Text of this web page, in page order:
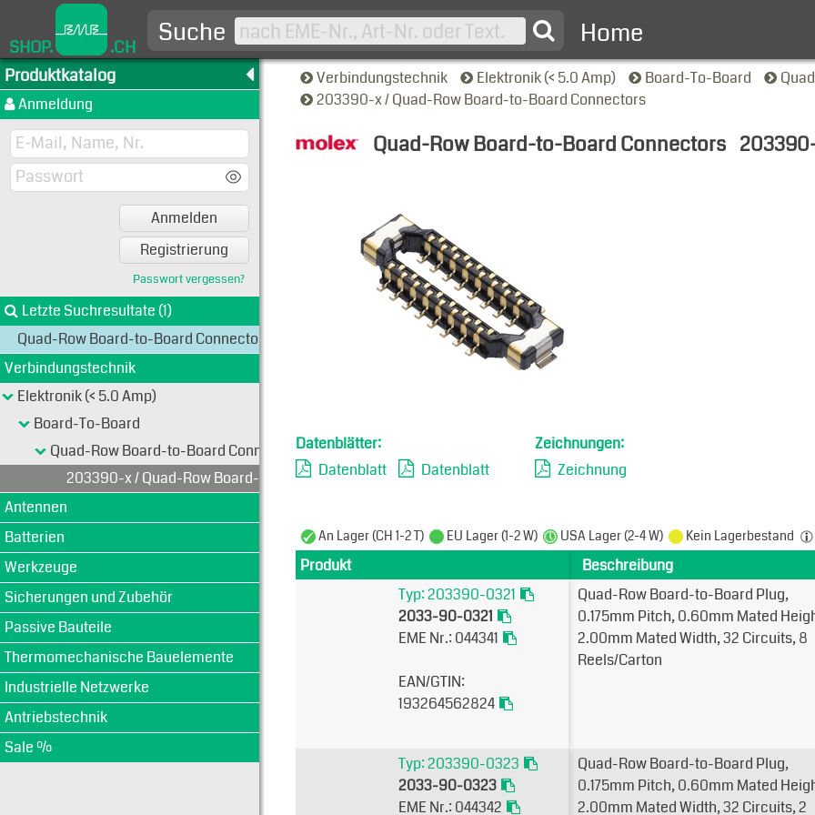
SHOP. .CH Suche Home
Produktkatalog
Anmeldung
Anmelden
Registrierung
Passwort vergessen?
Letzte Suchresultate (1)
Quad-Row Board-to-Board Connectors
Verbindungstechnik
Elektronik (< 5.0 Amp)
Board-To-Board
Quad-Row Board-to-Board Connectors
203390-x / Quad-Row Board-to-Board Connectors
Antennen
Batterien
Werkzeuge
Sicherungen und Zubehör
Passive Bauteile
Thermomechanische Bauelemente
Industrielle Netzwerke
Antriebstechnik
Sale %
Verbindungstechnik Elektronik (< 5.0 Amp) Board-To-Board
203390-x / Quad-Row Board-to-Board Connectors
Quad-Row Board-to-Board Connectors
Datenblätter:
Datenblatt
Datenblatt
Zeichnungen:
Zeichnung
An Lager (CH 1-2 T) EU Lager (1-2 W) USA Lager (2-4 W) Kein Lagerbestand
Produkt Beschreibung
Typ: 203390-0321
2033-90-0321
EME Nr.: 044341
EAN/GTIN:
193264562824
Quad-Row Board-to-Board Plug,
0.175mm Pitch, 0.60mm Mated
2.00mm Mated Width, 32 Circuits, 8
Reels/Carton
Typ: 203390-0323
2033-90-0323
EME Nr.: 044342
Quad-Row Board-to-Board Plug,
0.175mm Pitch, 0.60mm Mated
2.00mm Mated Width, 32 Circuits, 2